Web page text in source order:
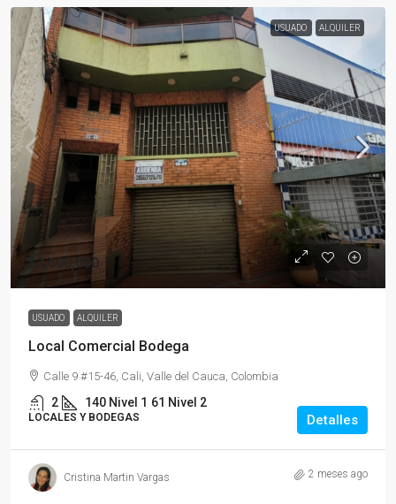
USUADO ALQUILER
$3,600,000
USUADO ALQUILER
Local Comercial Bodega
Calle 9 #15-46, Cali, Valle del Cauca, Colombia
2 140 Nivel 1 61 Nivel 2
LOCALES Y BODEGAS Detalles
Cristina Martin Vargas 2 meses ago